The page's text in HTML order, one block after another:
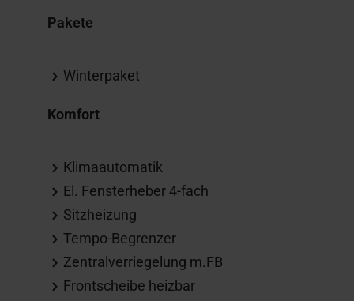
Pakete
Winterpaket
Komfort
Klimaautomatik
El. Fensterheber 4-fach
Sitzheizung
Tempo-Begrenzer
Zentralverriegelung m.FB
Frontscheibe heizbar